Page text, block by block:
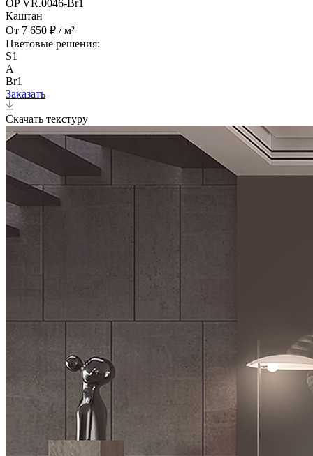
OP VR.0046-Br1
Каштан
От 7 650 ₽ / м²
Цветовые решения:
S1
A
Br1
Заказать
Скачать текстуру